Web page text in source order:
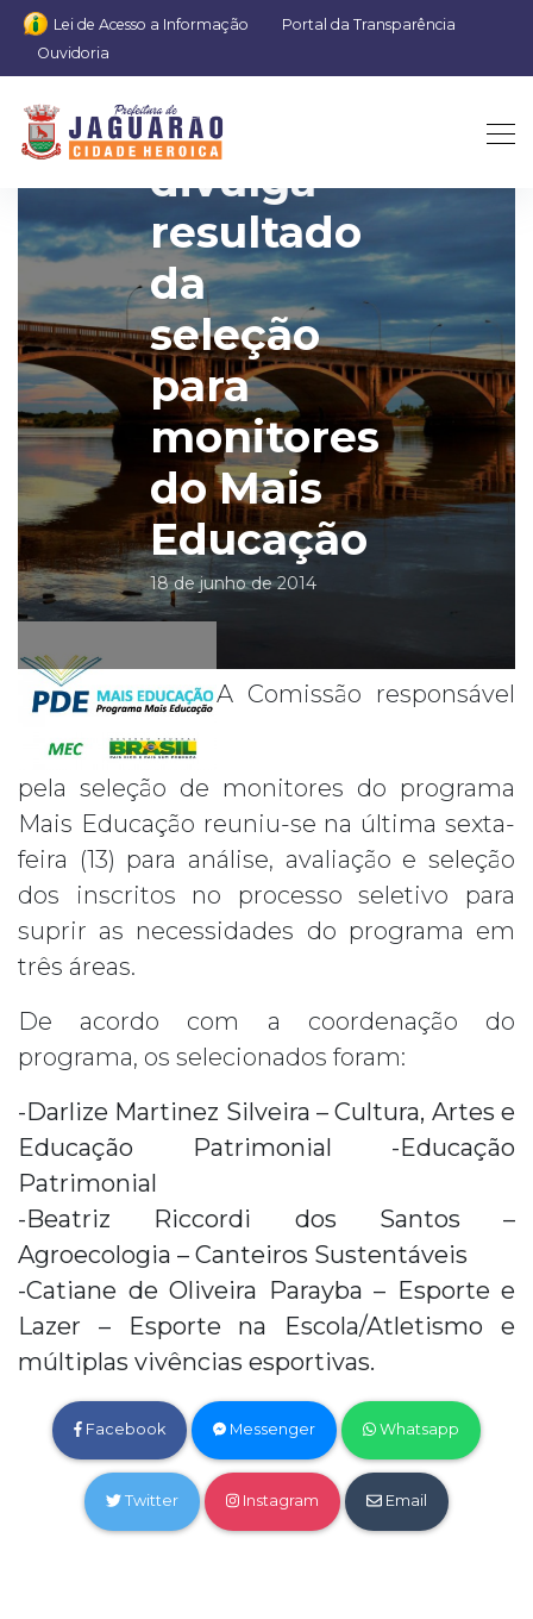
Lei de Acesso a Informação
Portal da Transparência
Ouvidoria
SMED
divulga
resultado
da
seleção
para
monitores
do Mais
Educação
18 de junho de 2014
A Comissão responsável
pela seleção de monitores do programa
Mais Educação reuniu-se na última sexta-
feira (13) para análise, avaliação e seleção
dos inscritos no processo seletivo para
suprir as necessidades do programa em
três áreas.
De acordo com a coordenação do
programa, os selecionados foram:
-Darlize Martinez Silveira – Cultura, Artes e
Educação Patrimonial -Educação
Patrimonial
-Beatriz Riccordi dos Santos –
Agroecologia – Canteiros Sustentáveis
-Catiane de Oliveira Parayba – Esporte e
Lazer – Esporte na Escola/Atletismo e
múltiplas vivências esportivas.
Facebook Messenger Whatsapp
Twitter Instagram Email